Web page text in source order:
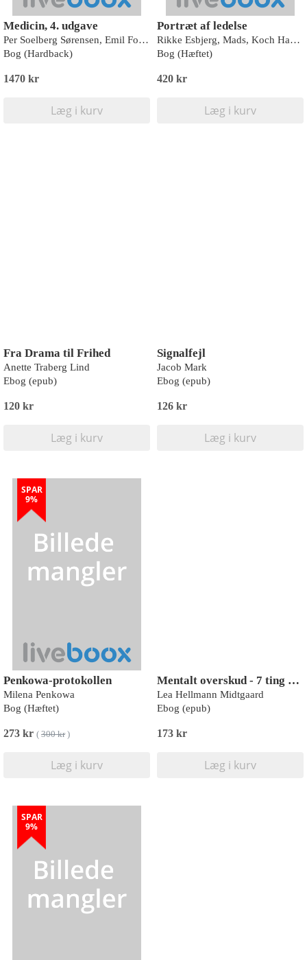
Medicin, 4. udgave
Per Soelberg Sørensen, Emil Fosbøl, Bo Baslund og Peter Schwartz (red.)
Bog (Hardback)
1470 kr
Læg i kurv
Portræt af ledelse
Rikke Esbjerg, Mads, Koch Hansen, Christian Bøtcher Jacobsen og Marie Højriis Storkholm
Bog (Hæftet)
420 kr
Læg i kurv
Fra Drama til Frihed
Anette Traberg Lind
Ebog (epub)
120 kr
Læg i kurv
Signalfejl
Jacob Mark
Ebog (epub)
126 kr
Læg i kurv
SPAR
9%
Penkowa-protokollen
Milena Penkowa
Bog (Hæftet)
273 kr ( 300 kr)
Læg i kurv
Mentalt overskud - 7 ting at huske før du glemmer dig selv
Lea Hellmann Midtgaard
Ebog (epub)
173 kr
Læg i kurv
SPAR
9%